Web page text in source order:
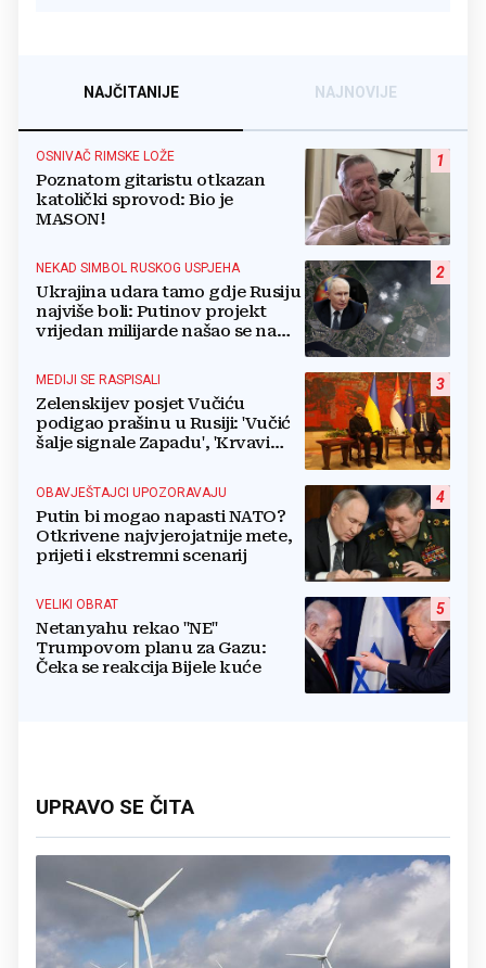
NAJČITANIJE NAJNOVIJE
1
OSNIVAČ RIMSKE LOŽE
Poznatom gitaristu otkazan
katolički sprovod: Bio je
MASON!
2
NEKAD SIMBOL RUSKOG USPJEHA
Ukrajina udara tamo gdje Rusiju
najviše boli: Putinov projekt
vrijedan milijarde našao se na
3
MEDIJI SE RASPISALI
Zelenskijev posjet Vučiću
podigao prašinu u Rusiji: 'Vučić
šalje signale Zapadu', 'Krvavi
4
OBAVJEŠTAJCI UPOZORAVAJU
Putin bi mogao napasti NATO?
Otkrivene najvjerojatnije mete,
prijeti i ekstremni scenarij
5
VELIKI OBRAT
Netanyahu rekao "NE"
Trumpovom planu za Gazu:
Čeka se reakcija Bijele kuće
UPRAVO SE ČITA